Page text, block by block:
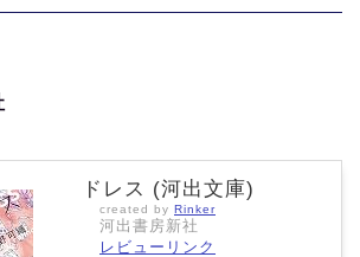
ドレス (河出文庫)
created by Rinker
河出書房新社
レビューリンク